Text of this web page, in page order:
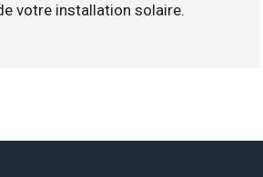
votre installation solaire.